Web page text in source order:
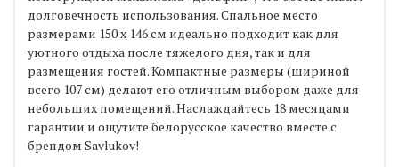
долговечность использования. Спальное место
размерами 150 х 146 см идеально подходит как для
уютного отдыха после тяжелого дня, так и для
размещения гостей. Компактные размеры (шириной
всего 107 см) делают его отличным выбором даже для
небольших помещений. Наслаждайтесь 18 месяцами
гарантии и ощутите белорусское качество вместе с
брендом Savlukov!